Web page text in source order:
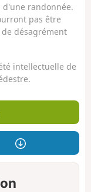
d'une randonnée.
pas être
désagrément
intellectuelle de